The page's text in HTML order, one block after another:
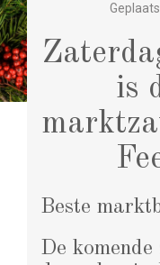
is
Beste
De